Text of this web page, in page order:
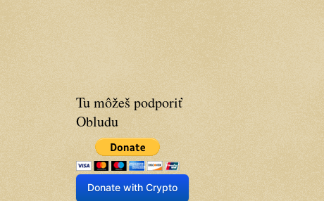
Tu môžeš podporiť
Obludu
Donate with Crypto